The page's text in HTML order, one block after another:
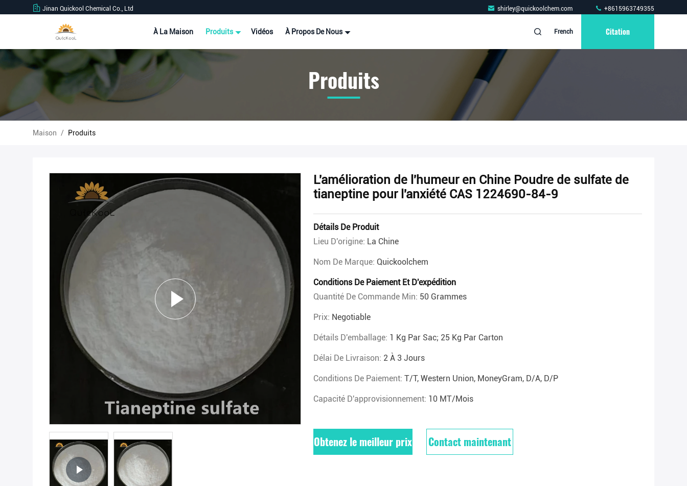
Jinan Quickool Chemical Co., Ltd shirley@quickoolchem.com +8615963749355
À La Maison Produits Vidéos À Propos De Nous French Citation
Produits
Maison / Produits
L'amélioration de l'humeur en Chine Poudre de sulfate de
tianeptine pour l'anxiété CAS 1224690-84-9
Détails De Produit
Lieu D'origine: La Chine
Nom De Marque: Quickoolchem
Conditions De Paiement Et D'expédition
Quantité De Commande Min: 50 Grammes
Prix: Negotiable
Détails D'emballage: 1 Kg Par Sac; 25 Kg Par Carton
Délai De Livraison: 2 À 3 Jours
Conditions De Paiement: T/T, Western Union, MoneyGram, D/A, D/P
Capacité D'approvisionnement: 10 MT/mois
Obtenez le meilleur prix Contact maintenant